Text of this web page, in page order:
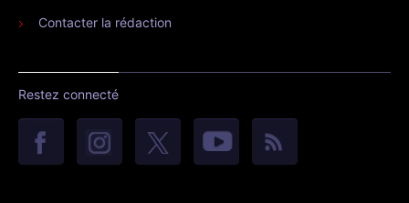
Contacter la rédaction
Restez connecté